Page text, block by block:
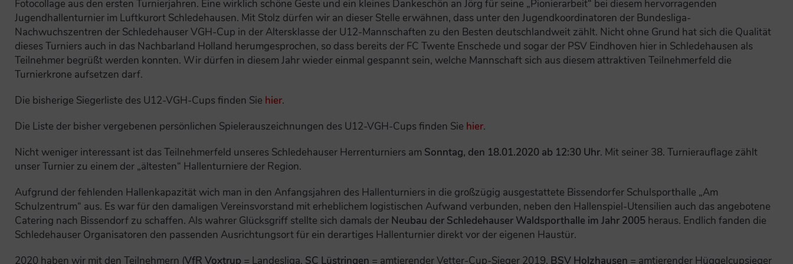
Fotocollage aus den ersten Turnierjahren. Eine wirklich schöne Geste und ein kleines Dankeschön an Jörg für seine „Pionierarbeit“ bei diesem hervorragenden
Jugendhallenturnier im Luftkurort Schledehausen. Mit Stolz dürfen wir an dieser Stelle erwähnen, dass unter den Jugendkoordinatoren der Bundesliga-
Nachwuchszentren der Schledehauser VGH-Cup in der Altersklasse der U12-Mannschaften zu den Besten deutschlandweit zählt. Nicht ohne Grund hat sich die Qualität
dieses Turniers auch in das Nachbarland Holland herumgesprochen, so dass bereits der FC Twente Enschede und sogar der PSV Eindhoven hier in Schledehausen als
Teilnehmer begrüßt werden konnten. Wir dürfen in diesem Jahr wieder einmal gespannt sein, welche Mannschaft sich aus diesem attraktiven Teilnehmerfeld die
Turnierkrone aufsetzen darf.
Die bisherige Siegerliste des U12-VGH-Cups finden Sie hier.
Die Liste der bisher vergebenen persönlichen Spielerauszeichnungen des U12-VGH-Cups finden Sie hier.
Nicht weniger interessant ist das Teilnehmerfeld unseres Schledehauser Herrenturniers am Sonntag, den 18.01.2020 ab 12:30 Uhr. Mit seiner 38. Turnierauflage zählt
unser Turnier zu einem der „ältesten“ Hallenturniere der Region.
Aufgrund der fehlenden Hallenkapazität wich man in den Anfangsjahren des Hallenturniers in die großzügig ausgestattete Bissendorfer Schulsporthalle „Am
Schulzentrum“ aus. Es war für den damaligen Vereinsvorstand mit erheblichem logistischen Aufwand verbunden, neben den Hallenspiel-Utensilien auch das angebotene
Catering nach Bissendorf zu schaffen. Als wahrer Glücksgriff stellte sich damals der Neubau der Schledehauser Waldsporthalle im Jahr 2005 heraus. Endlich fanden die
Schledehauser Organisatoren den passenden Ausrichtungsort für ein derartiges Hallenturnier direkt vor der eigenen Haustür.
2020 haben wir mit den Teilnehmern (VfR Voxtrup = Landesliga, SC Lüstringen = amtierender Vetter-Cup-Sieger 2019, BSV Holzhausen = amtierender Hüggelcupsieger